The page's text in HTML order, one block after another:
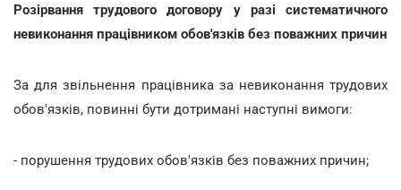
Розірвання трудового договору у разі систематичного
невиконання працівником обов'язків без поважних причин
За для звільнення працівника за невиконання трудових
обов'язків, повинні бути дотримані наступні вимоги:
- порушення трудових обов'язків без поважних причин;